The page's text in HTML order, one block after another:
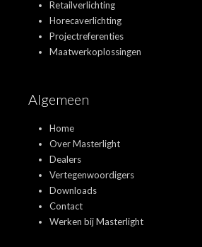
Retailverlichting
Horecaverlichting
Projectreferenties
Maatwerkoplossingen
Algemeen
Home
Over Masterlight
Dealers
Vertegenwoordigers
Downloads
Contact
Werken bij Masterlight